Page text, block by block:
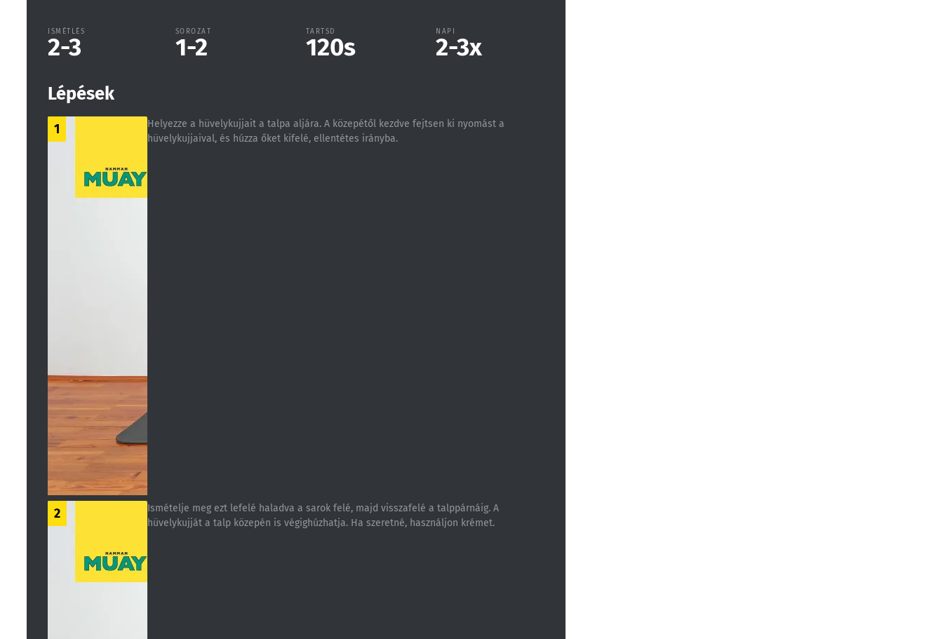
ISMÉTLÉS
2-3
SOROZAT
1-2
TARTSD
120s
NAPI
2-3x
Lépések
1
Helyezze a hüvelykujjait a talpa aljára. A közepétől kezdve fejtsen ki nyomást a
hüvelykujjaival, és húzza őket kifelé, ellentétes irányba.
2
Ismételje meg ezt lefelé haladva a sarok felé, majd visszafelé a talppárnáig. A
hüvelykujját a talp közepén is végighúzhatja. Ha szeretné, használjon krémet.